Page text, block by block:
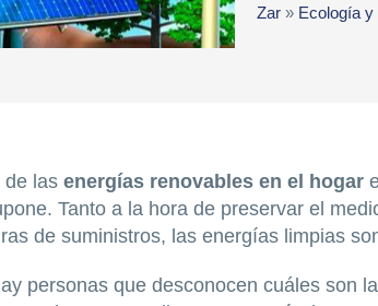
Zar » Ecología y
de las energías renovables en el hogar
Tanto a la hora de preservar el
de suministros, las energías limpias
personas que desconocen cuáles son